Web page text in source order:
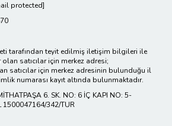
protected]
tarafından teyit edilmiş iletişim bilgileri ile
satıcılar için merkez adresi;
satıcılar için merkez adresinin bulunduğu il
numarası kayıt altında bulunmaktadır.
6. SK. NO: 6 İÇ KAPI NO: 5-
1500047164/342/TUR